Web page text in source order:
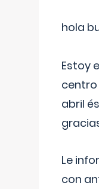
hola
Estoy
centro
abril
Le
con